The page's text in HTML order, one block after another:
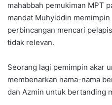
mahabbah pemukiman MPT
mandat Muhyiddin memimpin
perbincangan mencari
tidak relevan.
Seorang lagi pemimpin akar
membenarkan nama-nama
dan Azmin untuk bertanding